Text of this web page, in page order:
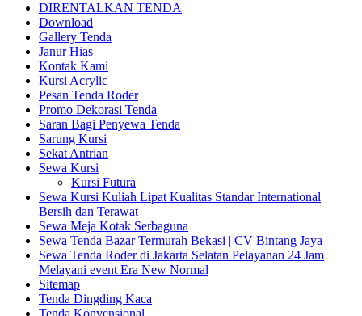
DIRENTALKAN TENDA
Download
Gallery Tenda
Janur Hias
Kontak Kami
Kursi Acrylic
Pesan Tenda Roder
Promo Dekorasi Tenda
Saran Bagi Penyewa Tenda
Sarung Kursi
Sekat Antrian
Sewa Kursi
Kursi Futura
Sewa Kursi Kuliah Lipat Kualitas Standar International
Bersih dan Terawat
Sewa Meja Kotak Serbaguna
Sewa Tenda Bazar Termurah Bekasi | CV Bintang Jaya
Sewa Tenda Roder di Jakarta Selatan Pelayanan 24 Jam
Melayani event Era New Normal
Sitemap
Tenda Dingding Kaca
Tenda Konvensional